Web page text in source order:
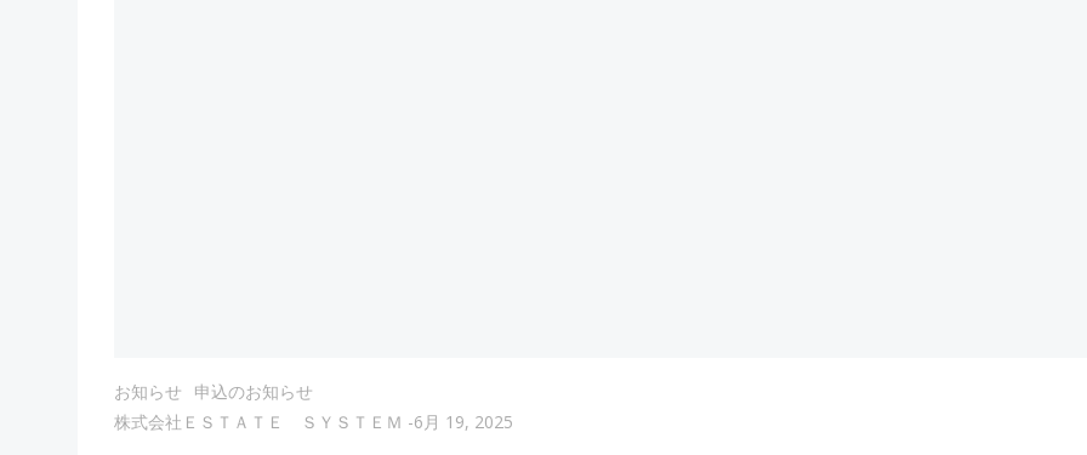
お知らせ
申込のお知らせ
株式会社ＥＳＴＡＴＥ ＳＹＳＴＥＭ -6月 19, 2025